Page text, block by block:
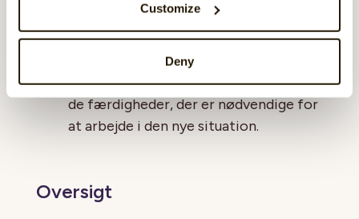
Customize
Deny
Uddannelses- og
udviklingsprogrammer hjælper
medarbejderne med at forstå og
tilpasse sig forandringen samt udvikle
de færdigheder, der er nødvendige for
at arbejde i den nye situation.
Oversigt